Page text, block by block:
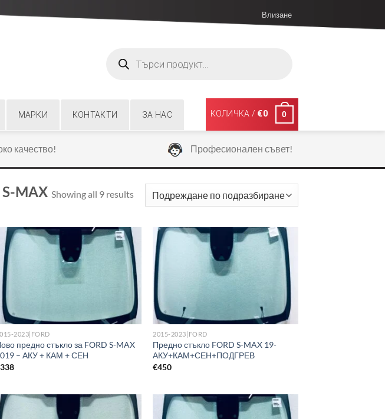
Влизане
search
МАРКИ КОНТАКТИ ЗА НАС КОЛИЧКА / €0 0
качество! Професионален съвет!
MAX Showing all 9 results
2023|FORD
предно стъкло за FORD S-MAX
– АКУ + КАМ + СЕН
338
2015-2023|FORD
Предно стъкло FORD S-MAX 19-
АКУ+КАМ+СЕН+ПОДГРЕВ
€450